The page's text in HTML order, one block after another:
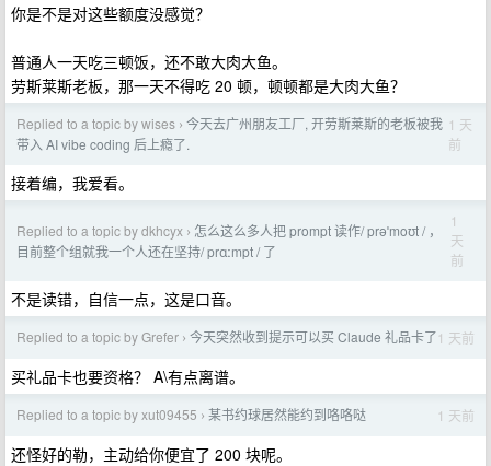
你是不是对这些额度没感觉？
普通人一天吃三顿饭，还不敢大肉大鱼。
劳斯莱斯老板，那一天不得吃 20 顿，顿顿都是大肉大鱼？
Replied to a topic by wises › 今天去广州朋友工厂, 开劳斯莱斯的老板被我
带入 AI vibe coding 后上瘾了.
1 天
前
接着编，我爱看。
Replied to a topic by dkhcyx › 怎么这么多人把 prompt 读作/ prəˈmoʊt / ，
目前整个组就我一个人还在坚持/ prɑːmpt / 了
1
天
前
不是读错，自信一点，这是口音。
Replied to a topic by Grefer › 今天突然收到提示可以买 Claude 礼品卡了1 天前
买礼品卡也要资格？ A\有点离谱。
Replied to a topic by xut09455 › 某书约球居然能约到咯咯哒 1 天前
还怪好的勒，主动给你便宜了 200 块呢。